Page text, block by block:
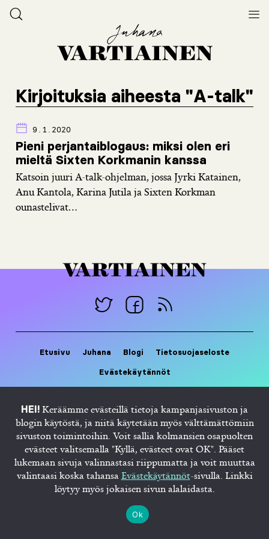
Kirjoituksia aiheesta "A-talk"
9.1.2020
Pieni perjantaiblogaus: miksi olen eri
mieltä Sixten Korkmanin kanssa
Katsoin juuri A-talk-ohjelman, jossa Jyrki Katainen,
Anu Kantola, Karina Jutila ja Sixten Korkman
ounastelivat...
Etusivu Juhana Blogi Tietosuojaseloste
Evästekäytännöt
HEI! Keräämme evästeillä tietoja kampanjasivuston ja
blogin käytöstä, ja niitä käytetään myös välttämättömiin
sivuston toimintoihin. Voit sallia kolmansien osapuolten
evästeet valitsemalla "Kyllä, evästeet ovat OK". Pääset
lukemaan sivuja valinnastasi riippumatta ja voit muuttaa
valintaasi koska tahansaEvästekäytännöt-sivulla. Linkki
löytyy myös jokaisen sivun alalaidasta.
Ok